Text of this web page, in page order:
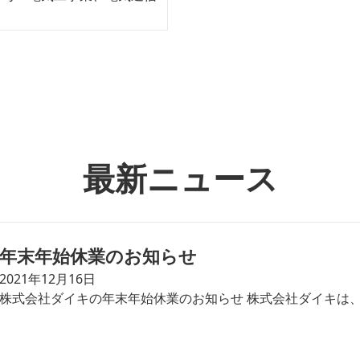
最新ニュース
年末年始休業のお知らせ
2021年12月16日
株式会社ダイキの年末年始休業のお知らせ 株式会社ダイキは